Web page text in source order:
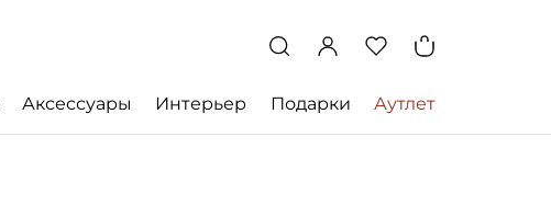
Аксессуары Интерьер Подарки Аутлет